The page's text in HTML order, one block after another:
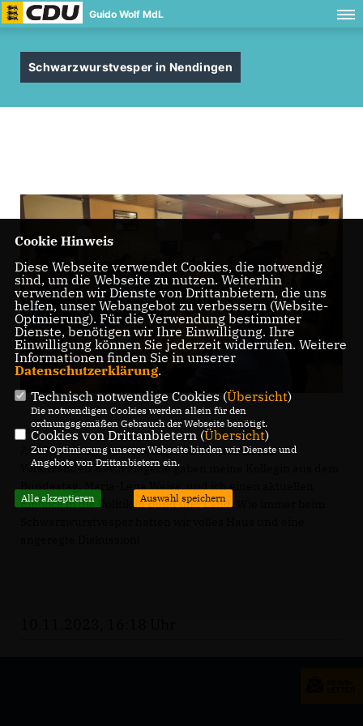
Guido Wolf MdL
Schwarzwurstvesper in Nendingen
Auf Einladung der Nendinger CDU unter ihrem
Vorsitzenden Kevin Mägerle gaben meine Kollegin aus dem
Bundestag, Maria-Lena Weiss, und ich einen aktuellen
Einblick in die Politik in Bund und Land. Wie immer beim
Cookie Hinweis
Diese Webseite verwendet Cookies, die notwendig
sind, um die Webseite zu nutzen. Weiterhin
verwenden wir Dienste von Drittanbietern, die uns
helfen, unser Webangebot zu verbessern (Website-
Optmierung). Für die Verwendung bestimmter
Dienste, benötigen wir Ihre Einwilligung. Ihre
Einwilligung können Sie jederzeit widerrufen. Weitere
Informationen finden Sie in unserer
Datenschutzerklärung.
Technisch notwendige Cookies (Übersicht)
Die notwendigen Cookies werden allein für den
ordnungsgemäßen Gebrauch der Webseite benötigt.
Cookies von Drittanbietern (Übersicht)
Zur Optimierung unserer Webseite binden wir Dienste und
Angebote von Drittanbietern ein.
Alle akzeptieren Auswahl speichern